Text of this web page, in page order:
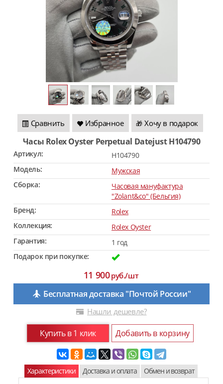
Сравнить Избранное 🎁 Хочу в подарок
Часы Rolex Oyster Perpetual Datejust H104790
Артикул:
H104790
Модель:
Мужская
Сборка:
Часовая мануфактура
"Zolant&co" (Бельгия)
Бренд:
Rolex
Коллекция:
Rolex Oyster
Гарантия:
1 год
Подарок при покупке:
11 900руб./шт
Бесплатная доставка "Почтой России"
Нашли дешевле?
Купить в 1 клик Добавить в корзину
Характеристики Доставка и оплата Обмен и возврат